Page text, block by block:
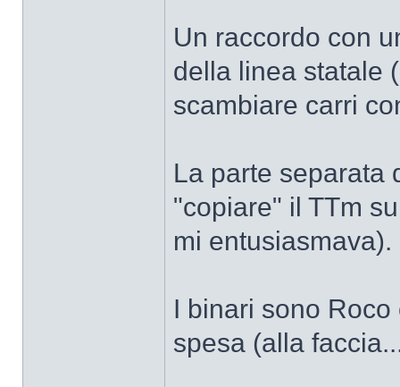
Un raccordo con
della linea statale
scambiare carri
La parte separata
"copiare" il TTm
mi entusiasmava).
I binari sono
spesa (alla